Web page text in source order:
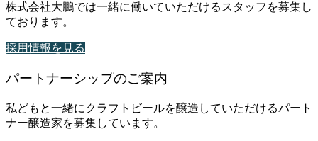
株式会社大鵬では一緒に働いていただけるスタッフを募集し
ております。
採用情報を見る
パートナーシップのご案内
私どもと一緒にクラフトビールを醸造していただけるパート
ナー醸造家を募集しています。